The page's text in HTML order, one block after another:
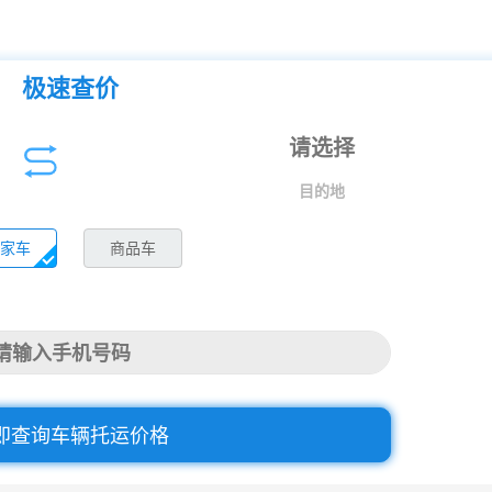
极速查价
目的地
车 商品车
查询车辆托运价格